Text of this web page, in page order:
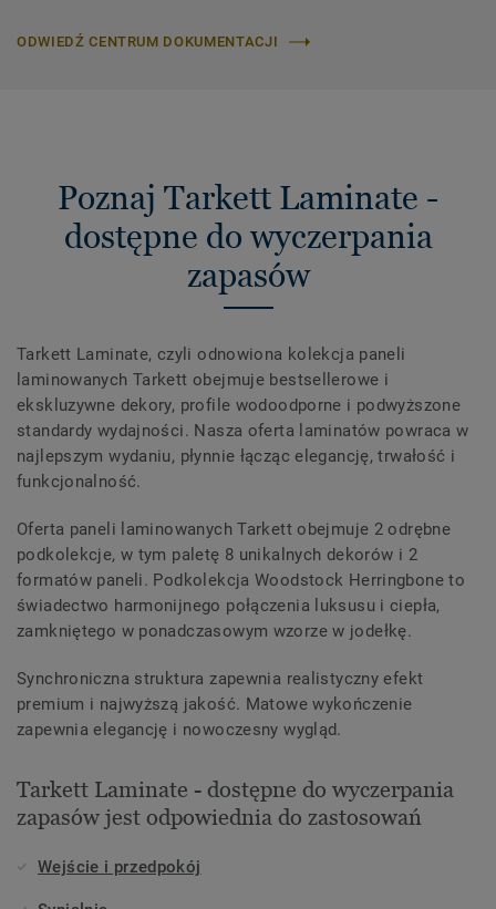
ODWIEDŹ CENTRUM DOKUMENTACJI
Poznaj Tarkett Laminate -
dostępne do wyczerpania
zapasów
Tarkett Laminate, czyli odnowiona kolekcja paneli
laminowanych Tarkett obejmuje bestsellerowe i
ekskluzywne dekory, profile wodoodporne i podwyższone
standardy wydajności. Nasza oferta laminatów powraca w
najlepszym wydaniu, płynnie łącząc elegancję, trwałość i
funkcjonalność.
Oferta paneli laminowanych Tarkett obejmuje 2 odrębne
podkolekcje, w tym paletę 8 unikalnych dekorów i 2
formatów paneli. Podkolekcja Woodstock Herringbone to
świadectwo harmonijnego połączenia luksusu i ciepła,
zamkniętego w ponadczasowym wzorze w jodełkę.
Synchroniczna struktura zapewnia realistyczny efekt
premium i najwyższą jakość. Matowe wykończenie
zapewnia elegancję i nowoczesny wygląd.
Tarkett Laminate - dostępne do wyczerpania
zapasów jest odpowiednia do zastosowań
Wejście i przedpokój